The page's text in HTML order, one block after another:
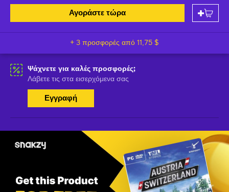
Αγοράστε τώρα
+ 3 προσφορές από 11,75 $
Ψάχνετε για καλές προσφορές;
Λάβετε τις στα εισερχόμενα σας
Εγγραφή